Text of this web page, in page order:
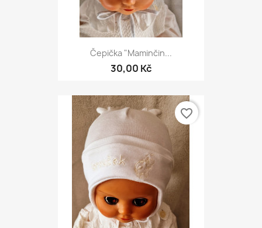
Čepička "Maminčin...
30,00 Kč
favorite_border